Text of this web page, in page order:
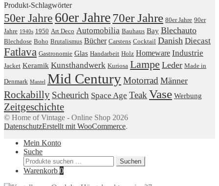
Produkt-Schlagwörter
50er Jahre 60er Jahre70er Jahre 80er Jahre 90er
Jahre 1940s 1950 Art Deco Automobilia Bauhaus Bay Blechauto
Blechdose Boho Brutalismus Bücher Carstens Cocktail Danish Diecast
Fatlava Gastronomie Glas Handarbeit Holz Homeware Industrie
Jacket Keramik Kunsthandwerk Kuriosa Lampe Leder Made in
Denmark Mantel Mid CenturyMotorrad Männer
Rockabilly Scheurich Space Age Teak Vase Werbung
Zeitgeschichte
© Home of Vintage - Online Shop 2026
DatenschutzErstellt mit WooCommerce.
Mein Konto
Suche
Suchen
nach:
Suchen
Warenkorb 0